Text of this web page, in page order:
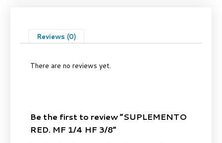
Reviews (0)
There are no reviews yet.
Be the first to review “SUPLEMENTO
RED. MF 1/4 HF 3/8”